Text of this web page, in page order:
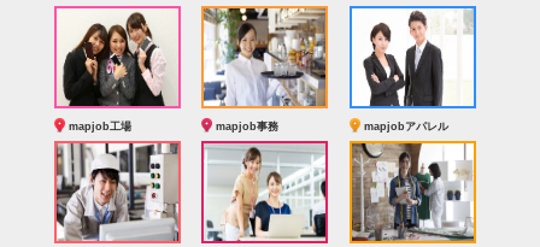
mapjob工場 mapjob事務 mapjobアパレル